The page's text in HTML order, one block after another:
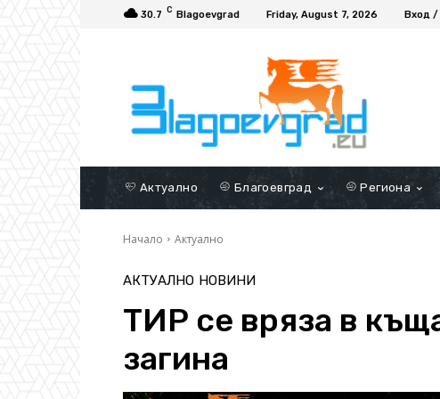
30.7 C Blagoevgrad Friday, August 7, 2026 Вход /
Актуално Благоевград Региона
Начало Актуално
АКТУАЛНО НОВИНИ
ТИР се вряза в
загина